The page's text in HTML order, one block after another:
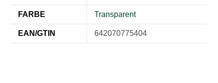
FARBE Transparent
EAN/GTIN 642070775404